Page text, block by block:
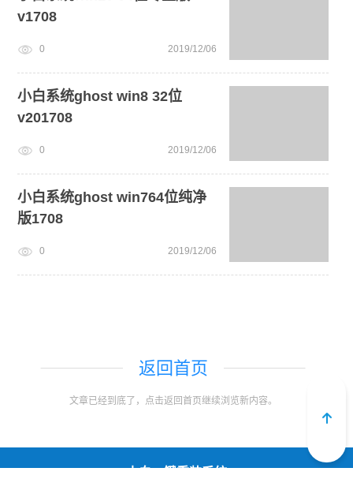
v1708
0 2019/12/06
小白系统ghost win8 32位
v201708
0 2019/12/06
小白系统ghost win764位纯净
版1708
0 2019/12/06
返回首页
文章已经到底了，点击返回首页继续浏览新内容。
小白一键重装系统